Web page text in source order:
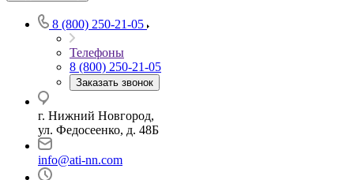
8 (800) 250-21-05
Телефоны
8 (800) 250-21-05
Заказать звонок
г. Нижний Новгород,
ул. Федосеенко, д. 48Б
info@ati-nn.com